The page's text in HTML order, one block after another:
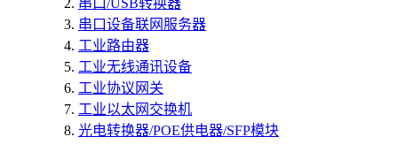
串口设备联网服务器
工业路由器
工业无线通讯设备
工业协议网关
工业以太网交换机
光电转换器/POE供电器/SFP模块